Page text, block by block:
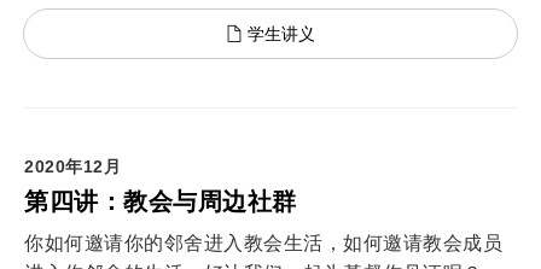
学生讲义
2020年12月
第四讲：教会与周边社群
你如何邀请你的邻舍进入教会生活，如何邀请教会成员